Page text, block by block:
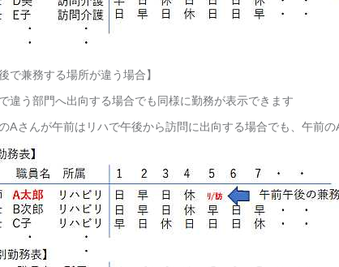
で兼務する場所が違う場合】
違う部門へ出向する場合でも同様に勤務が表示できます
Aさんが午前はリハで午後から訪問に出向する場合でも、午前